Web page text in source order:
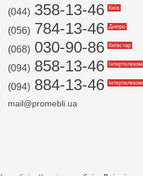
(044) 358-13-46 Київ
(056) 784-13-46 Дніпро
(068) 030-90-86 Київстар
(094) 858-13-46 Інтертелеком
(094) 884-13-46 Інтертелеком
mail@promebli.ua